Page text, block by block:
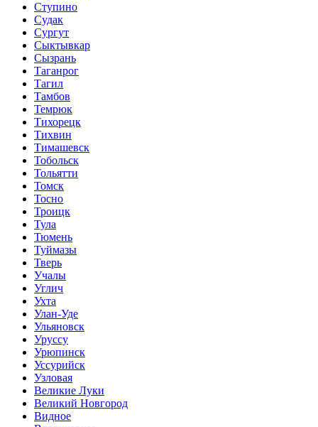
Ступино
Судак
Сургут
Сыктывкар
Сызрань
Таганрог
Тагил
Тамбов
Темрюк
Тихорецк
Тихвин
Тимашевск
Тобольск
Тольятти
Томск
Тосно
Троицк
Тула
Тюмень
Туймазы
Тверь
Учалы
Углич
Ухта
Улан-Уде
Ульяновск
Уруссу
Урюпинск
Уссурийск
Узловая
Великие Луки
Великий Новгород
Видное